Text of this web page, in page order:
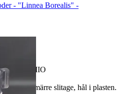
- MIO
så som smärre slitage, hål i plasten.
- "Linnea Borealis" -